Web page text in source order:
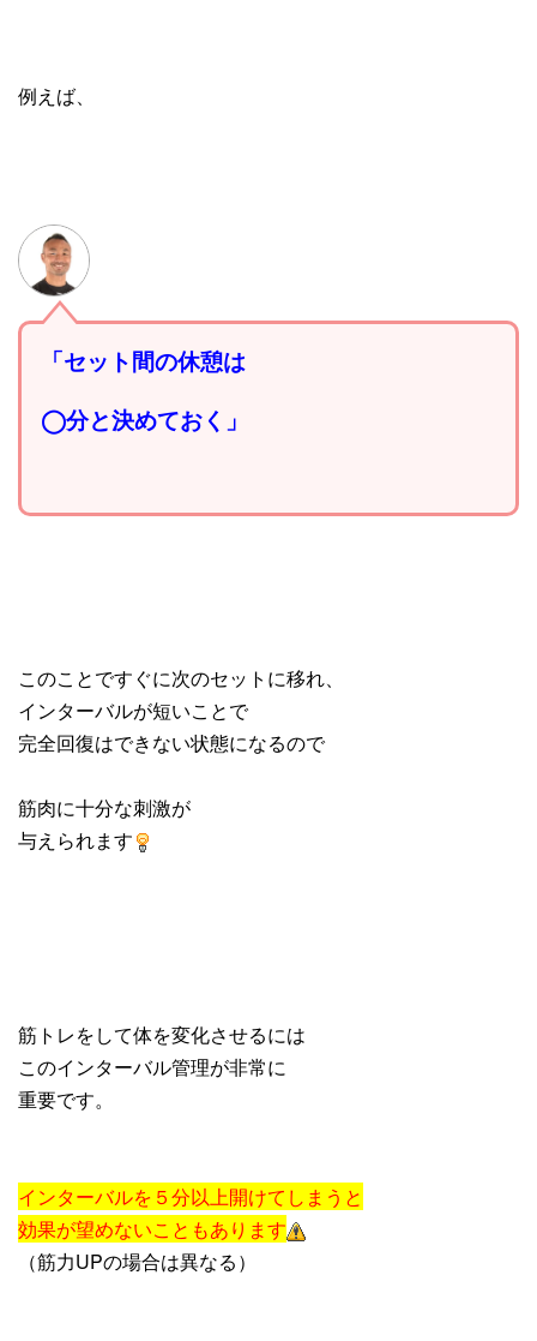
例えば、
「セット間の休憩は
◯分と決めておく」
このことですぐに次のセットに移れ、
インターバルが短いことで
完全回復はできない状態になるので
筋肉に十分な刺激が
与えられます
筋トレをして体を変化させるには
このインターバル管理が非常に
重要です。
インターバルを５分以上開けてしまうと
効果が望めないこともあります
（筋力UPの場合は異なる）